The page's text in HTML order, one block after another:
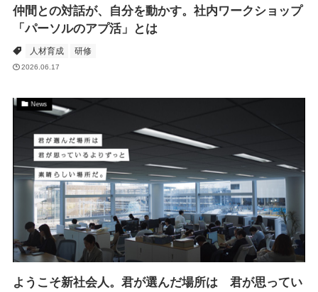
仲間との対話が、自分を動かす。社内ワークショップ
「パーソルのアプ活」とは
人材育成 研修
2026.06.17
News
ようこそ新社会人。君が選んだ場所は 君が思ってい